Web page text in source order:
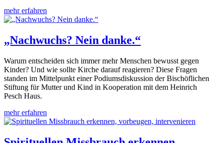
mehr erfahren
„Nachwuchs? Nein danke.“
Warum entscheiden sich immer mehr Menschen bewusst gegen
Kinder? Und wie sollte Kirche darauf reagieren? Diese Fragen
standen im Mittelpunkt einer Podiumsdiskussion der Bischöflichen
Stiftung für Mutter und Kind in Kooperation mit dem Heinrich
Pesch Haus.
mehr erfahren